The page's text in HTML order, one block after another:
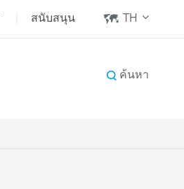
สนับสนุน TH
ค้นหา